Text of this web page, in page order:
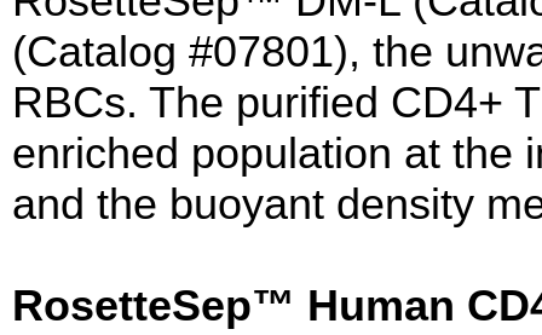
(Catalog #07801), the
RBCs. The purified CD4+
enriched population at the
and the buoyant density
RosetteSep™ Human